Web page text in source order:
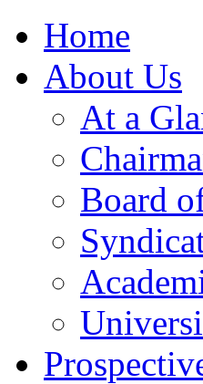
Home
About Us
At a
Board